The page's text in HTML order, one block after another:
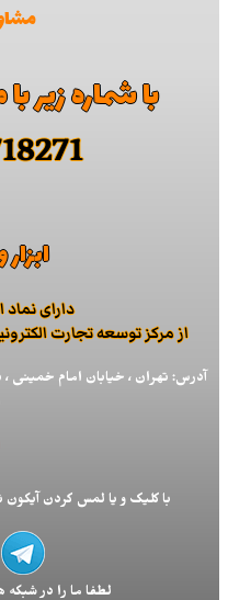
با شماره زیر
دارای نماد
از مركز توسعه تجارت
آدرس: تهران ، خیابان امام
با کلیک و یا لمس کردن آیکون
لطفا ما را در